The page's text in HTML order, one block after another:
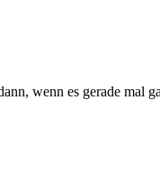
wenn es gerade mal